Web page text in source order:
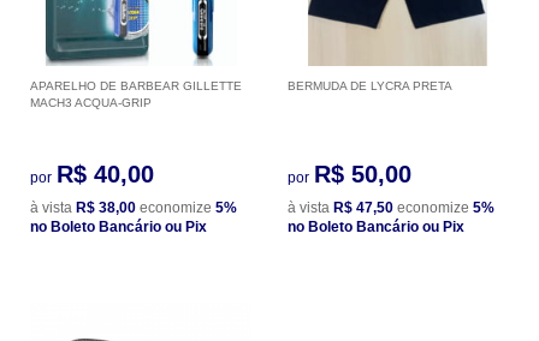
APARELHO DE BARBEAR GILLETTE
MACH3 ACQUA-GRIP
por R$ 40,00
à vista R$ 38,00 economize 5%
no Boleto Bancário ou Pix
BERMUDA DE LYCRA PRETA
por R$ 50,00
à vista R$ 47,50 economize 5%
no Boleto Bancário ou Pix